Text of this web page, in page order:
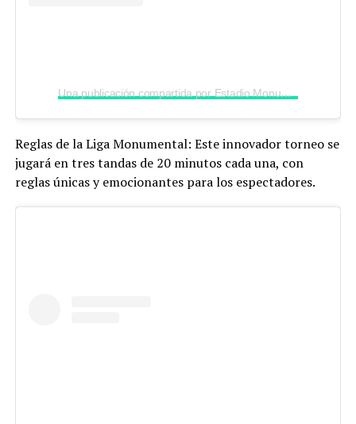
Una publicación compartida por Estadio Monumental Simón Bolívar (@monumental_sb)
Reglas de la Liga Monumental: Este innovador torneo se
jugará en tres tandas de 20 minutos cada una, con
reglas únicas y emocionantes para los espectadores.